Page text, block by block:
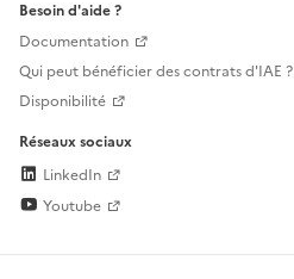
Besoin d'aide ?
Documentation
Qui peut bénéficier des contrats d'IAE ?
Disponibilité
Réseaux sociaux
LinkedIn
Youtube